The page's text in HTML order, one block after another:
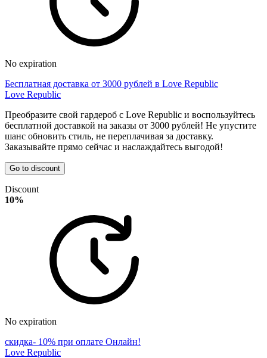
No expiration
Бесплатная доставка от 3000 рублей в Love Republic
Love Republic
Преобразите свой гардероб с Love Republic и воспользуйтесь
бесплатной доставкой на заказы от 3000 рублей! Не упустите
шанс обновить стиль, не переплачивая за доставку.
Заказывайте прямо сейчас и наслаждайтесь выгодой!
Go to discount
Discount
10%
No expiration
скидка- 10% при оплате Онлайн!
Love Republic